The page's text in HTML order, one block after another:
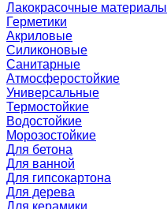
Лакокрасочные материалы
Герметики
Акриловые
Силиконовые
Санитарные
Атмосферостойкие
Универсальные
Термостойкие
Водостойкие
Морозостойкие
Для бетона
Для ванной
Для гипсокартона
Для дерева
Для керамики